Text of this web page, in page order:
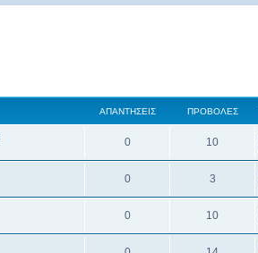
ΑΠΑΝΤΉΣΕΙΣ ΠΡΟΒΟΛΈΣ
0Α
π
ν
τ
10Π
ρ
ο
0Α
π
ν
3Π
ρ
β
0Α
π
10Π
ρ